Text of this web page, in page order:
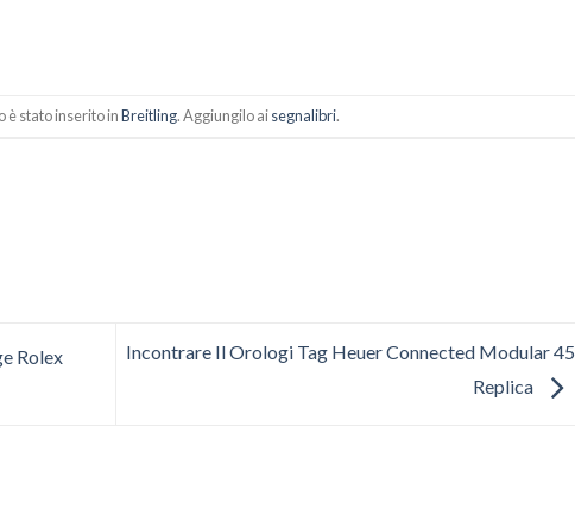
è stato inserito inBreitling. Aggiungilo aisegnalibri.
Rolex
Incontrare Il Orologi Tag Heuer Connected Modular 45
Replica